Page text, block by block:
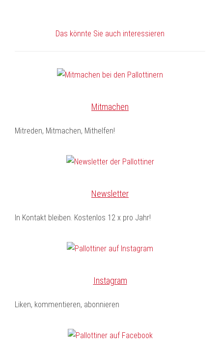
Das könnte Sie auch interessieren
Mitmachen
Mitreden, Mitmachen, Mithelfen!
Newsletter
In Kontakt bleiben. Kostenlos 12 x pro Jahr!
Instagram
Liken, kommentieren, abonnieren